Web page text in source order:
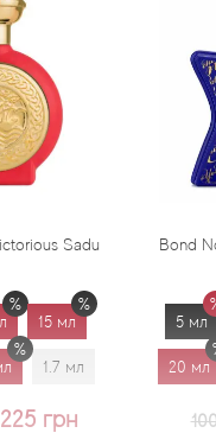
Bond No9 New York
5 мл 10 мл 15 мл
20 мл 1.7 мл
1000 грн